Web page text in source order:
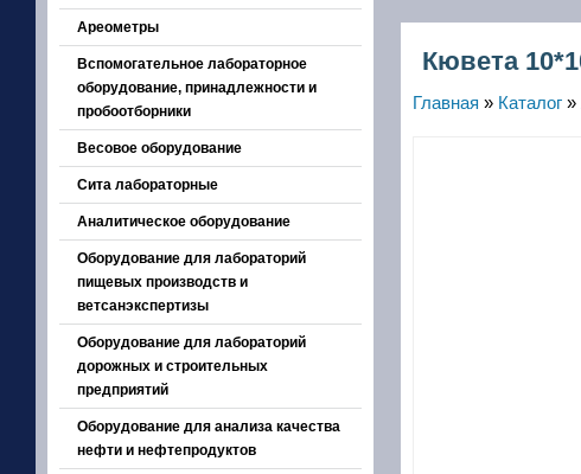
Ареометры
Вспомогательное лабораторное
оборудование, принадлежности и
пробоотборники
Весовое оборудование
Сита лабораторные
Аналитическое оборудование
Оборудование для лабораторий
пищевых производств и
ветсанэкспертизы
Оборудование для лабораторий
дорожных и строительных
предприятий
Оборудование для анализа качества
нефти и нефтепродуктов
Кювета
Главная » Каталог »